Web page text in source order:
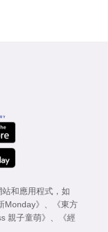
和應用程式，如
Monday》
《東方
親子童萌》
《經